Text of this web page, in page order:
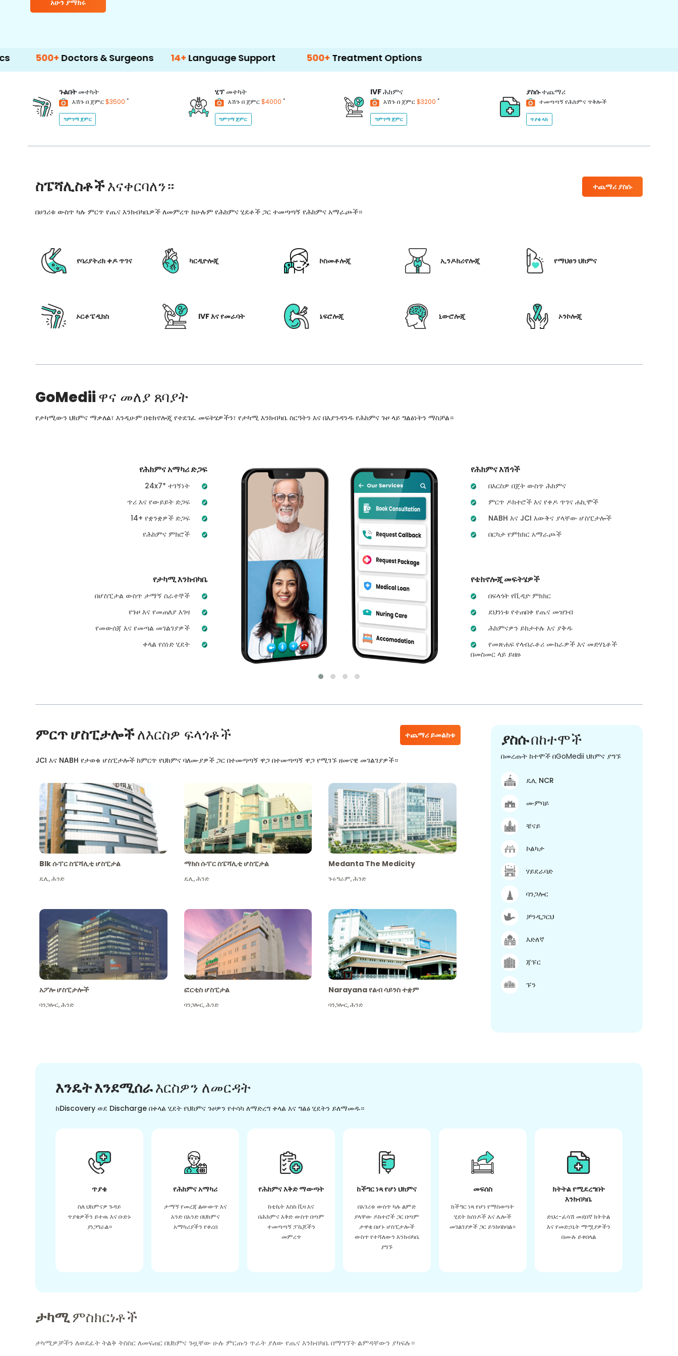
አሁን ያማክሩ
Doctors & Surgeons 14+Language Support 500+ Treatment Options
ጉልበትመተካት
እሽጉ በ ጀምር$3500 *
ግምገማ ጀምር
ሂፕመተካት
እሽጉ በ ጀምር$4000 *
ግምገማ ጀምር
IVFሕክምና
እሽጉ በ ጀምር$3200 *
ግምገማ ጀምር
ያስሱተጨማሪ
ተመጣጣኝ የሕክምና ጥቅሎች
ጥያቄ ላክ
ስፔሻሊስቶችእናቀርባለን። ተጨማሪ ያስሱ
በሀገሪቱ ውስጥ ካሉ ምርጥ የጤና እንክብካቤዎች ለመምረጥ ከሁሉም የሕክምና ሂደቶች ጋር ተመጣጣኝ የሕክምና አማራጮች።
የባሪያትሪክ ቀዶ ጥገና ካርዲዮሎጂ ኮስመቶሎጂ ኢንዶክሪኖሎጂ የማህፀን ህክምና
ኦርቶፔዲክስ IVF እና የመራባት ኔፍሮሎጂ ኒውሮሎጂ ኦንኮሎጂ
GoMediiዋና መለያ ጸባያት
የታካሚውን ህክምና ማቃለል፣ እንዲሁም በቴክኖሎጂ የተደገፈ መፍትሄዎችን፣ የታካሚ እንክብካቤ ስርዓትን እና በእያንዳንዱ የሕክምና ጉዞ ላይ ግልፅነትን ማስቻል።
የሕክምና አማካሪ ድጋፍ
24x7* ተገኝነት
ጥሪ እና የውይይት ድጋፍ
14+ የቋንቋዎች ድጋፍ
የሕክምና ምክሮች
የታካሚ እንክብካቤ
በሆስፒታል ውስጥ ታማኝ ሰራተኞች
የጉዞ እና የመጠለያ እገዛ
የመውሰጃ እና የመጣል መገልገያዎች
ቀላል የሰነድ ሂደት
የሕክምና እሽጎች
በእርስዎ በጀት ውስጥ ሕክምና
ምርጥ ዶክተሮች እና የቀዶ ጥገና ሐኪሞች
NABH እና JCI እውቅና ያላቸው ሆስፒታሎች
በርካታ የምክክር አማራጮች
የቴክኖሎጂ መፍትሄዎች
በፍላጎት የቪዲዮ ምክክር
ደህንነቱ የተጠበቀ የጤና መዝገብ
ሕክምናዎን ይከታተሉ እና ያቅዱ
የመጽሐፍ የላብራቶሪ ሙከራዎች እና መድሃኒቶች
በመስመር ላይ ይዘዙ
ምርጥ ሆስፒታሎችለእርስዎ ፍላጎቶች ተጨማሪ ይመልከቱ
JCI እና NABH የታወቁ ሆስፒታሎች ከምርጥ የህክምና ባለሙያዎች ጋር በተመጣጣኝ ዋጋ በተመጣጣኝ ዋጋ የሚገኙ ዘመናዊ መገልገያዎች።
Blk ሱፐር ስፔሻሊቲ ሆስፒታል
ዴሊ,ሕንድ
ማክስ ሱፐር ስፔሻሊቲ ሆስፒታል
ዴሊ,ሕንድ
Medanta The Medicity
ጉሩግራም,ሕንድ
አፖሎ ሆስፒታሎች
ባንጋሎር,ሕንድ
ፎርቲስ ሆስፒታል
ባንጋሎር,ሕንድ
Narayana የልብ ሳይንስ ተቋም
ባንጋሎር,ሕንድ
ያስሱበከተሞች
በመረጡት ከተሞች በGoMedii ህክምና ያግኙ
ዴሊ NCR
ሙምባይ
ቼናይ
ኮልካታ
ሃይደራባድ
ባንጋሎር
ቻንዲጋርህ
እድለኛ
ጃፑር
ፑን
እንዴት እንደሚሰራእርስዎን ለመርዳት
ከDiscovery ወደ Discharge በቀላል ሂደት የህክምና ጉዞዎን የተሳካ ለማድረግ ቀላል እና ግልፅ ሂደትን ይለማመዱ።
ጥያቄ
ስለ ህክምናዎ ጉዳይ
ጥያቄዎችን ይተዉ እና ቡድኑ
ያነጋግራል።
የሕክምና አማካሪ
ታማኝ የመረጃ ልውውጥ እና
አንድ በአንድ በህክምና
አማካሪያችን የቀረበ
የሕክምና እቅድ ማውጣት
ከቲኬት እስከ ቪዛ እና
በሕክምና እቅድ ውስጥ በጣም
ተመጣጣኝ ፓኬጆችን
መምረጥ
ከችግር ነጻ የሆነ ህክምና
በአገሪቱ ውስጥ ካሉ ልምድ
ያላቸው ዶክተሮች ጋር በጣም
ታዋቂ በሆኑ ሆስፒታሎች
ውስጥ የተሻለውን እንክብካቤ
ያግኙ
መፍሰስ
ከችግር ነጻ የሆነ የማስወጣት
ሂደት ከሰነዶች እና ሌሎች
መገልገያዎች ጋር ይንከባከባል።
ክትትል የሚደረግበት
እንክብካቤ
ድህረ-ፈሳሽ መደበኛ ክትትል
እና የመድኃኒት ማሟያዎችን
በሙሉ ይቀበላል
ታካሚምስክርነቶች
ታካሚዎቻችን ለወደፊት ትልቅ ትስስር ለመፍጠር በህክምና ጉዟቸው ሁሉ ምርጡን ጥራት ያለው የጤና እንክብካቤ በማግኘት ልምዳቸውን ያካፍሉ።